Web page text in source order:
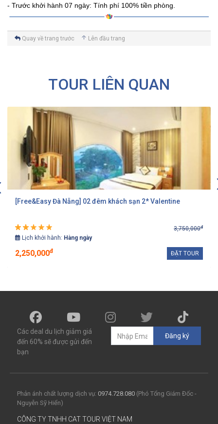
- Trước khởi hành 07 ngày: Tính phí 100% tiền phòng.
Quay về trang trước Lên đầu trang
TOUR LIÊN QUAN
[Free&Easy Đà Nẵng] 02 đêm khách sạn 2* Valentine
3,750,000đ
Lịch khởi hành: Hàng ngày
2,250,000đ ĐẶT TOUR
Các deal du lịch giảm giá
đến 60% sẽ được gửi đến
bạn
Đăng ký
Phản ánh chất lượng dịch vụ: 0974.728.080 (Phó Tổng Giám Đốc -
Nguyễn Sỹ Hiển)
CÔNG TY TNHH CAT TOUR VIỆT NAM